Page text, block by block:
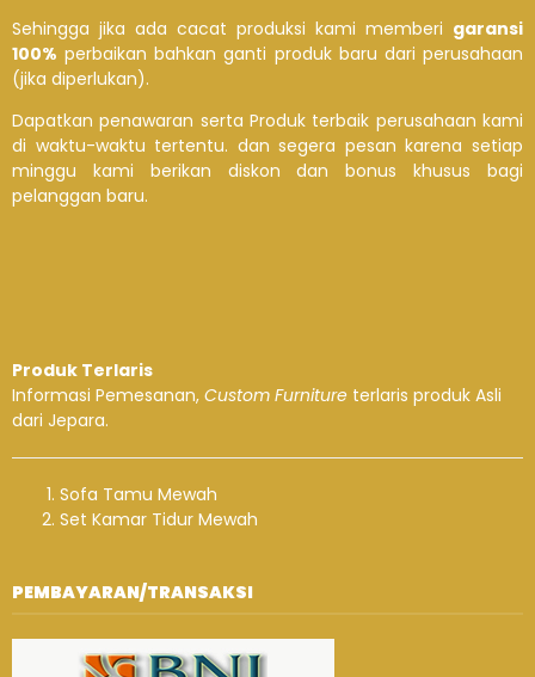
Sehingga jika ada cacat produksi kami memberi garansi
100% perbaikan bahkan ganti produk baru dari perusahaan
(jika diperlukan).
Dapatkan penawaran serta Produk terbaik perusahaan kami
di waktu-waktu tertentu. dan segera pesan karena setiap
minggu kami berikan diskon dan bonus khusus bagi
pelanggan baru.
Produk Terlaris
Informasi Pemesanan, Custom Furniture terlaris produk Asli
dari Jepara.
Sofa Tamu Mewah
Set Kamar Tidur Mewah
PEMBAYARAN/TRANSAKSI